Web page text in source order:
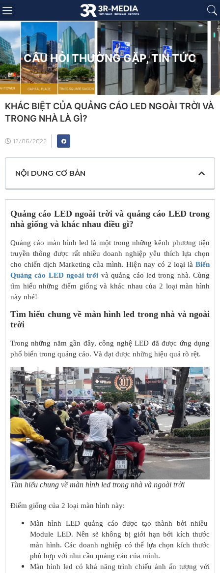
CÂU HỎI THƯỜNG GẶP,TIN TỨC
KHÁC BIỆT CỦA QUẢNG CÁO LED NGOÀI TRỜI VÀ
TRONG NHÀ LÀ GÌ?
12/06/2022
NỘI DUNG CƠ BẢN
Quảng cáo LED ngoài trời và quảng cáo LED trong
nhà giống và khác nhau điều gì?
Quảng cáo màn hình led là một trong những kênh phương tiện
truyền thông được rất nhiều doanh nghiệp yêu thích lựa chọn
cho chiến dịch Marketing của mình. Hiện nay có 2 loại là Biển
Quảng cáo LED ngoài trời và quảng cáo led trong nhà. Cùng
tìm hiểu những điểm giống và khác nhau của 2 loại màn hình
này nhé!
Tìm hiểu chung về màn hình led trong nhà và ngoài
trời
Trong những năm gần đây, công nghệ LED đã được ứng dụng
phổ biến trong quảng cáo. Và đạt được những hiệu quả rõ rệt.
Tìm hiểu chung về màn hình led trong nhà và ngoài trời
Điểm giống của 2 loại màn hình này:
Màn hình LED quảng cáo được tạo thành bởi nhiều
Module LED. Nên sẽ không bị giới hạn bởi kích thước
màn hình. Các doanh nghiệp có thể lựa chọn kích thước
phù hợp với nhu cầu quảng cáo của mình.
Màn hình led có khả năng trình chiếu ảnh ấn tượng với